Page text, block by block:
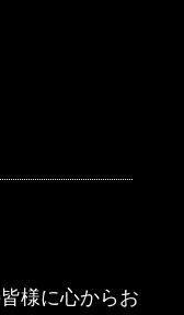
様に心からお